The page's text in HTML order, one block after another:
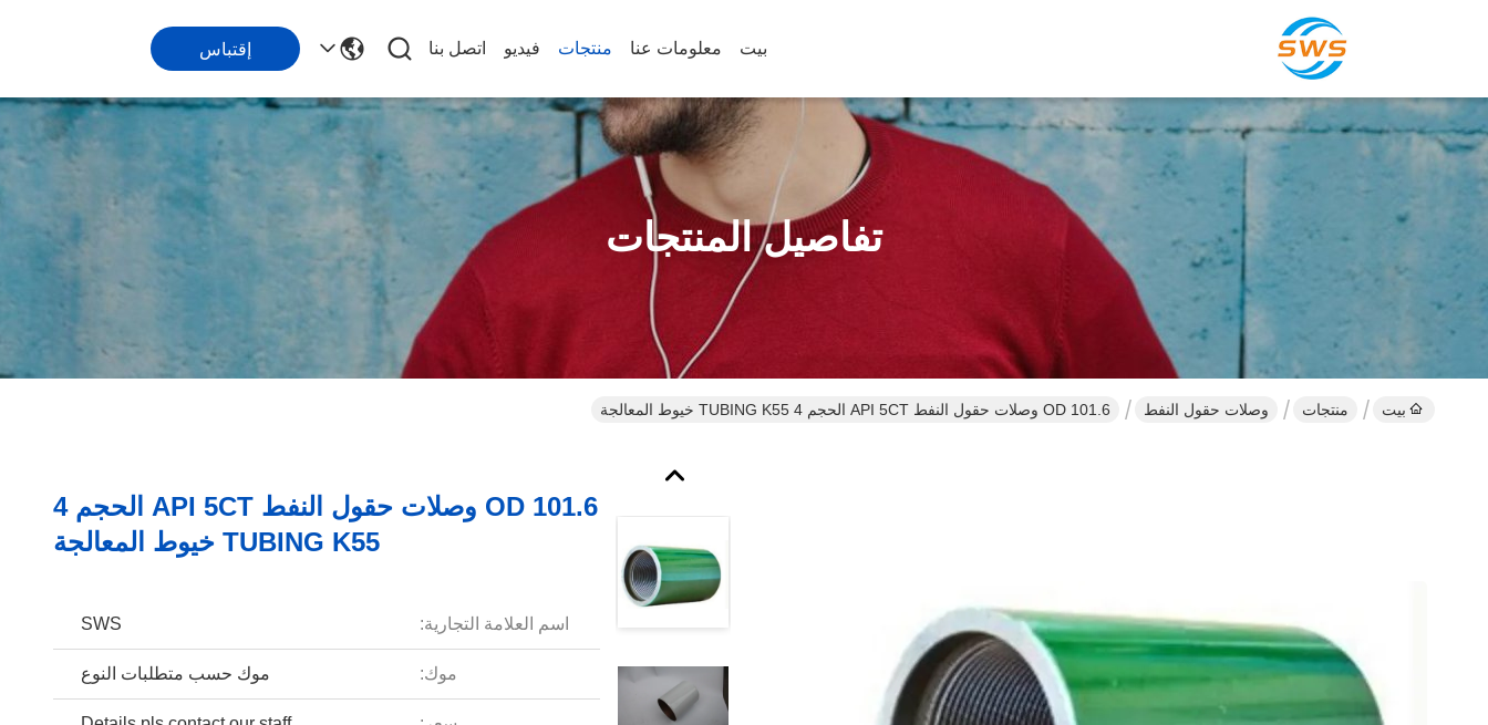
بيت معلومات عنا منتجات فيديو اتصل بنا إقتباس
تفاصيل المنتجات
بيت منتجات وصلات حقول النفط OD 101.6 وصلات حقول النفط API 5CT الحجم 4 TUBING K55 خيوط المعالجة
OD 101.6 وصلات حقول النفط API 5CT الحجم 4
TUBING K55 خيوط المعالجة
اسم العلامة التجارية: SWS
موك: موك حسب متطلبات النوع